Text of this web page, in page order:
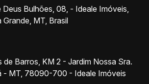
Deus Bulhões 08 - Ideale Imóveis
Grande MT Brasil
de Barros, KM 2 - Jardim Nossa Sra.
- MT, 78090-700 - Ideale Imóveis